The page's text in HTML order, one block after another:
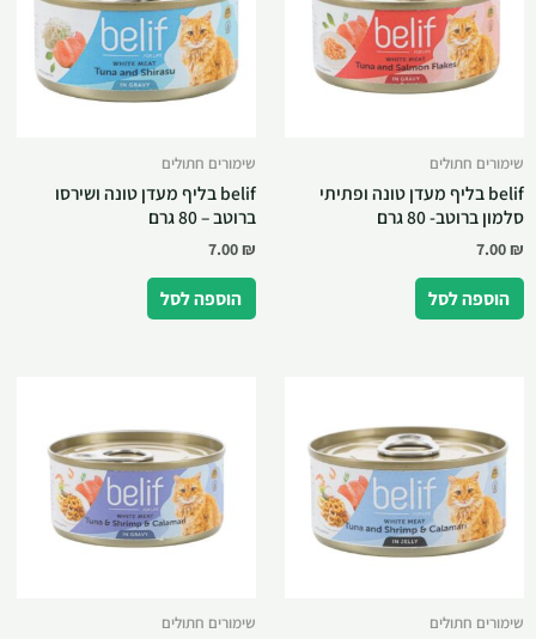
שימורים חתולים
belif בליף מעדן טונה ופתיתי
סלמון ברוטב- 80 גרם
7.00₪
הוספה לסל
שימורים חתולים
belif בליף מעדן טונה ושירסו
ברוטב – 80 גרם
7.00₪
הוספה לסל
שימורים חתולים שימורים חתולים